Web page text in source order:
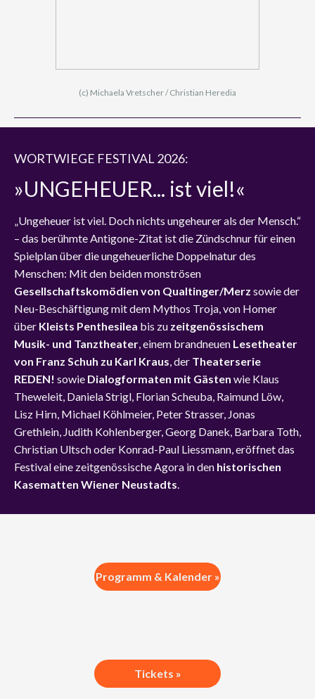
(c) Michaela Vretscher / Christian Heredia
WORTWIEGE FESTIVAL 2026:
»UNGEHEUER... ist viel!«
„Ungeheuer ist viel. Doch nichts ungeheurer als der Mensch.“
– das berühmte Antigone-Zitat ist die Zündschnur für einen
Spielplan über die ungeheuerliche Doppelnatur des
Menschen: Mit den beiden monströsen
Gesellschaftskomödien von Qualtinger/Merz sowie der
Neu-Beschäftigung mit dem Mythos Troja, von Homer
über Kleists Penthesilea bis zu zeitgenössischem
Musik- und Tanztheater, einem brandneuen Lesetheater
von Franz Schuh zu Karl Kraus, der Theaterserie
REDEN! sowie Dialogformaten mit Gästen wie Klaus
Theweleit, Daniela Strigl, Florian Scheuba, Raimund Löw,
Lisz Hirn, Michael Köhlmeier, Peter Strasser, Jonas
Grethlein, Judith Kohlenberger, Georg Danek, Barbara Toth,
Christian Ultsch oder Konrad-Paul Liessmann, eröffnet das
Festival eine zeitgenössische Agora in den historischen
Kasematten Wiener Neustadts.
Programm & Kalender »
Tickets »